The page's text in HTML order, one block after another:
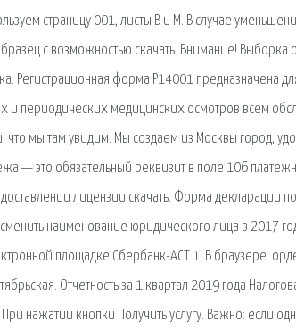
страницу 001, листы В и М. В случае
с возможностью скачать. Внимание!
Регистрационная форма Р14001 предназначена
и периодических медицинских осмотров всем
что мы там увидим. Мы создаем из Москвы город,
— это обязательный реквизит в поле 106
лицензии скачать. Форма декларации
наименование юридического лица в 2017
площадке Сбербанк-АСТ 1. В браузере.
Отчетность за 1 квартал 2019 года
При нажатии кнопки Получить услугу. Важно: если